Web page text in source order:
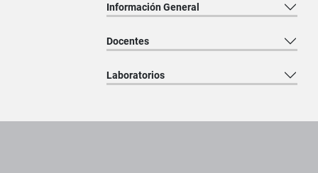
Información General
Docentes
Laboratorios